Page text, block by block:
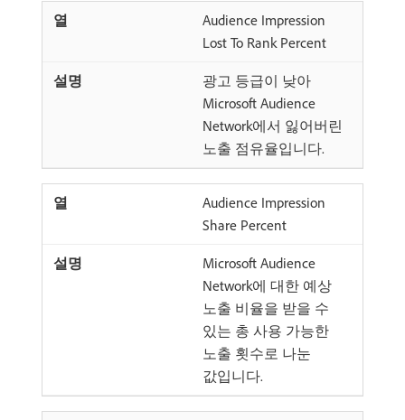
Audience Impression
Lost To Rank Percent
광고 등급이 낮아
Microsoft Audience
Network에서 잃어버린
노출 점유율입니다.
Audience Impression
Share Percent
Microsoft Audience
Network에 대한 예상
노출 비율을 받을 수
있는 총 사용 가능한
노출 횟수로 나눈
값입니다.